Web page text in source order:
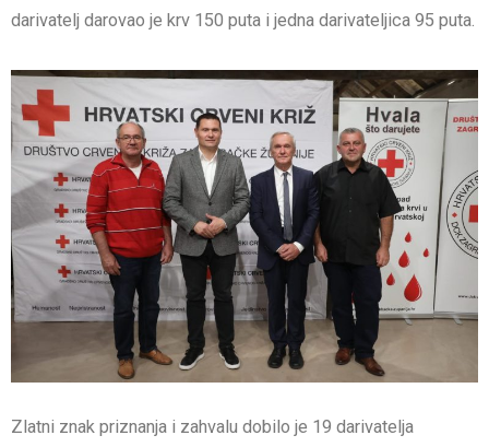
darivatelj darovao je krv 150 puta i jedna darivateljica 95 puta.
Zlatni znak priznanja i zahvalu dobilo je 19 darivatelja